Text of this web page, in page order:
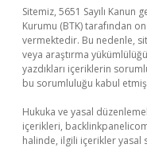
Sitemiz, 5651 Sayılı
Kurumu (BTK) tarafından
vermektedir. Bu nedenle,
veya araştırma
yazdıkları içeriklerin
bu sorumluluğu kabul etmiş
Hukuka ve yasal
içerikleri,
halinde, ilgili içerikler yasal